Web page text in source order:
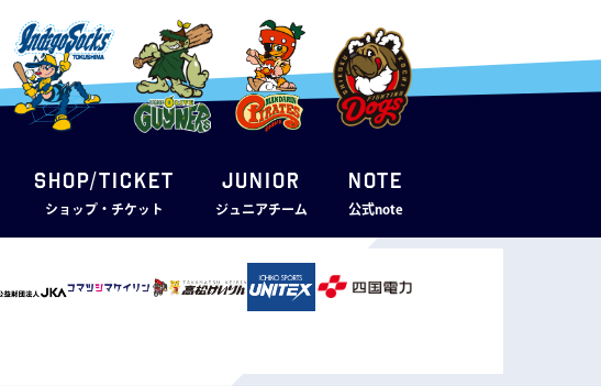
SHOP/TICKET
ショップ・チケット
JUNIOR
ジュニアチーム
note
公式note